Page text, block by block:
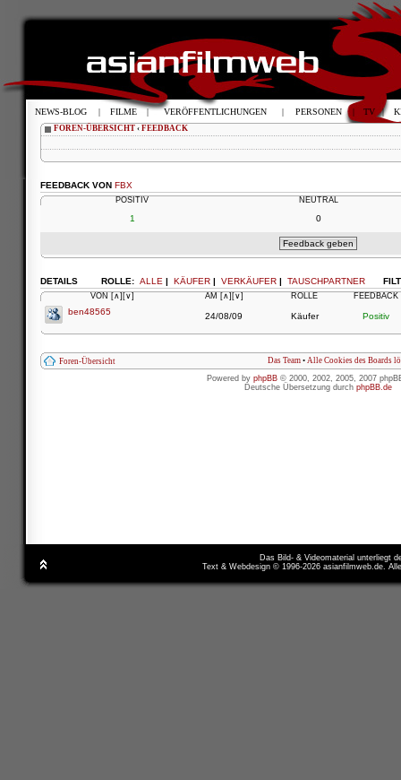
FOREN-ÜBERSICHT ‹ FEEDBACK
FEEDBACK VON FBX
POSITIV NEUTRAL
1 0
ROLLE: ALLE | KÄUFER | VERKÄUFER | TAUSCHPARTNER
DETAILS
VON [∧] [∨] AM [∧] [∨] ROLLE FEEDBACK
ben48565 24/08/09 Käufer Positiv
Foren-Übersicht Das Team • Alle Cookies des Boards
Powered by phpBB © 2000, 2002, 2005, 2007
Deutsche Übersetzung durch phpBB.de
Das Bild- & Videomaterial unterliegt
Text & Webdesign © 1996-2026 asianfilmweb.de.
NEWS-BLOG | FILME | VERÖFFENTLICHUNGEN | PERSONEN | TV |